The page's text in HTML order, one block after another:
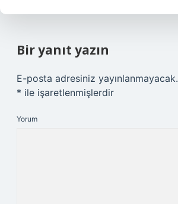
Bir yanıt yazın
E-posta adresiniz yayınlanmayacak.
* ile işaretlenmişlerdir
Yorum